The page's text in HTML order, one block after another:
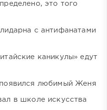
это того
с антифанатами
каникулы» едут
любимый Женя
в школе искусства